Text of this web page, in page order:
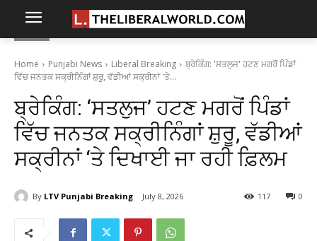
Home Punjabi News Liberal Breaking
ਬ੍ਰੇਕਿੰਗ: 'ਸਤਲੁਜ' ਹਟਣ ਮਗਰੋਂ ਪਿੰਡਾਂ
ਵਿੱਚ ਜਨਤਕ ਸਕ੍ਰੀਨਿੰਗਾਂ ਸ਼ੁਰੂ, ਵੱਡੀਆਂ ਸਕ੍ਰੀਨਾਂ 'ਤੇ...
ਬ੍ਰੇਕਿੰਗ: ‘ਸਤਲੁਜ’ ਹਟਣ ਮਗਰੋਂ ਪਿੰਡਾਂ
ਵਿੱਚ ਜਨਤਕ ਸਕ੍ਰੀਨਿੰਗਾਂ ਸ਼ੁਰੂ, ਵੱਡੀਆਂ
ਸਕ੍ਰੀਨਾਂ ‘ਤੇ ਦਿਖਾਈ ਜਾ ਰਹੀ ਫ਼ਿਲਮ
By LTV Punjabi Breaking July 8, 2026 0
117